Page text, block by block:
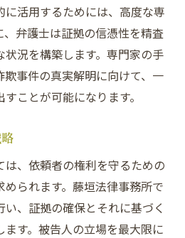
活用するためには、高度な専
弁護士は証拠の信憑性を精査
状況を構築します。専門家の手
事件の真実解明に向けて、一
ことが可能になります。
、依頼者の権利を守るための
られます。藤垣法律事務所で
、証拠の確保とそれに基づく
す。被告人の立場を最大限に